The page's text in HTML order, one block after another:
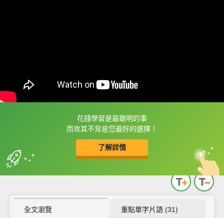
花錢學習是最聰明的事
而攻其不背是您最好的選擇！
了解詳情
框選或點兩下字幕可以直接查字典喔！
中
英
全文瀏覽 重點單字片語 (31)